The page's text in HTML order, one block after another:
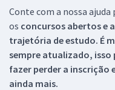
Conte com a nossa ajuda
os concursos abertos e
trajetória de estudo. É
sempre atualizado, isso
fazer perder a inscrição
ainda mais.